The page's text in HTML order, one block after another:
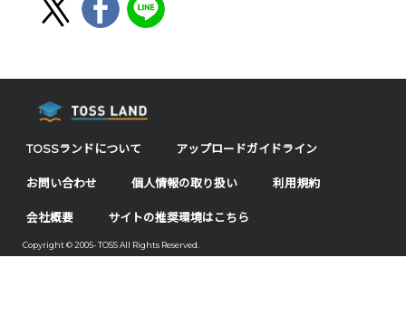
TOSSランドについて アップロードガイドライン
お問い合わせ 個人情報の取り扱い 利用規約
会社概要 サイトの推奨環境はこちら
Copyright © 2005- TOSS All Rights Reserved.